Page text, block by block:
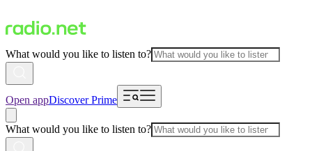
What would you like to listen to?
Open appDiscover Prime
What would you like to listen to?